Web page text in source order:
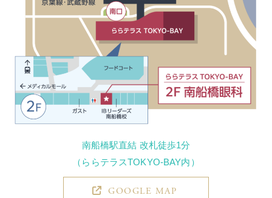
南船橋駅直結 改札徒歩1分
（ららテラスTOKYO-BAY内）
GOOGLE MAP